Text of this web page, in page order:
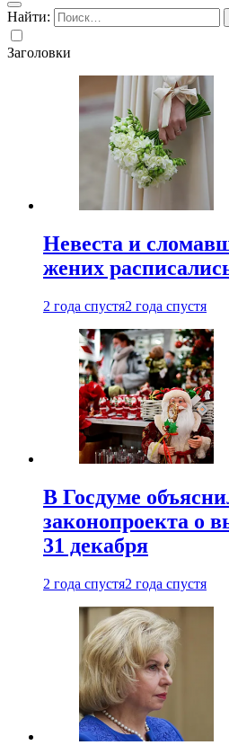
Найти:
Заголовки
Невеста и
жених
2 года спустя2 года спустя
В Госдуме
законопроекта о
31 декабря
2 года спустя2 года спустя